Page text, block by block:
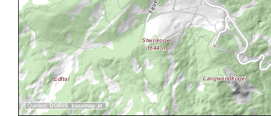
Quellen: DORIS, basemap.at